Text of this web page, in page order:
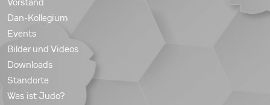
Vorstand
Dan-Kollegium
Events
Bilder und Videos
Downloads
Standorte
Was ist Judo?